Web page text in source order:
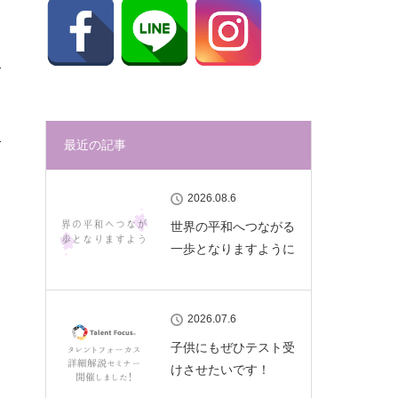
最近の記事
2026.08.6
世界の平和へつながる
一歩となりますように
2026.07.6
子供にもぜひテスト受
けさせたいです！